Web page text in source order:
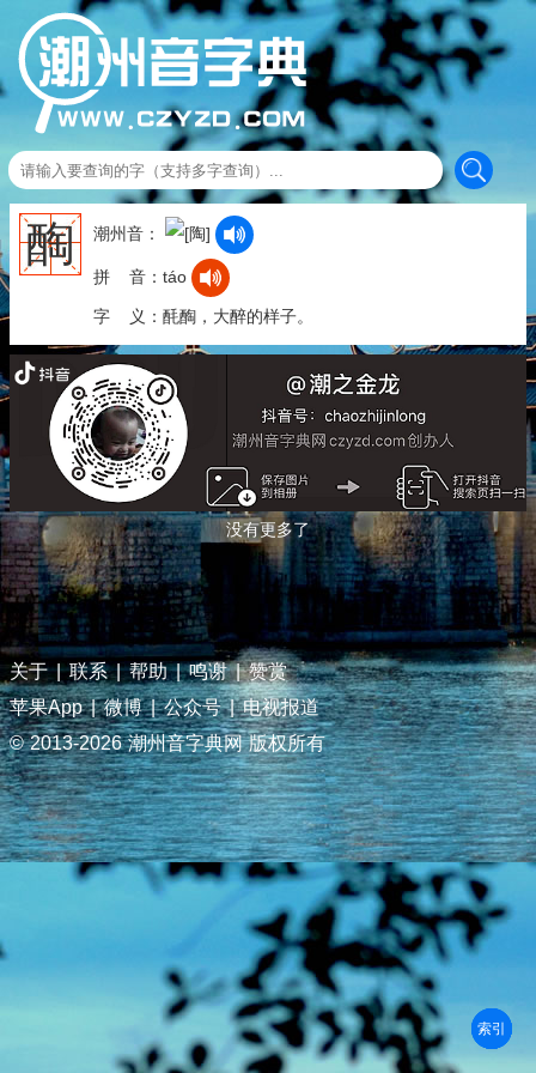
醄 潮州音：
拼 音：táo
字 义：酕醄，大醉的样子。
没有更多了
关于 | 联系 | 帮助 | 鸣谢 | 赞赏
苹果App | 微博 | 公众号 | 电视报道
© 2013-2026 潮州音字典网 版权所有
部首
笔划
拼音
潮拼